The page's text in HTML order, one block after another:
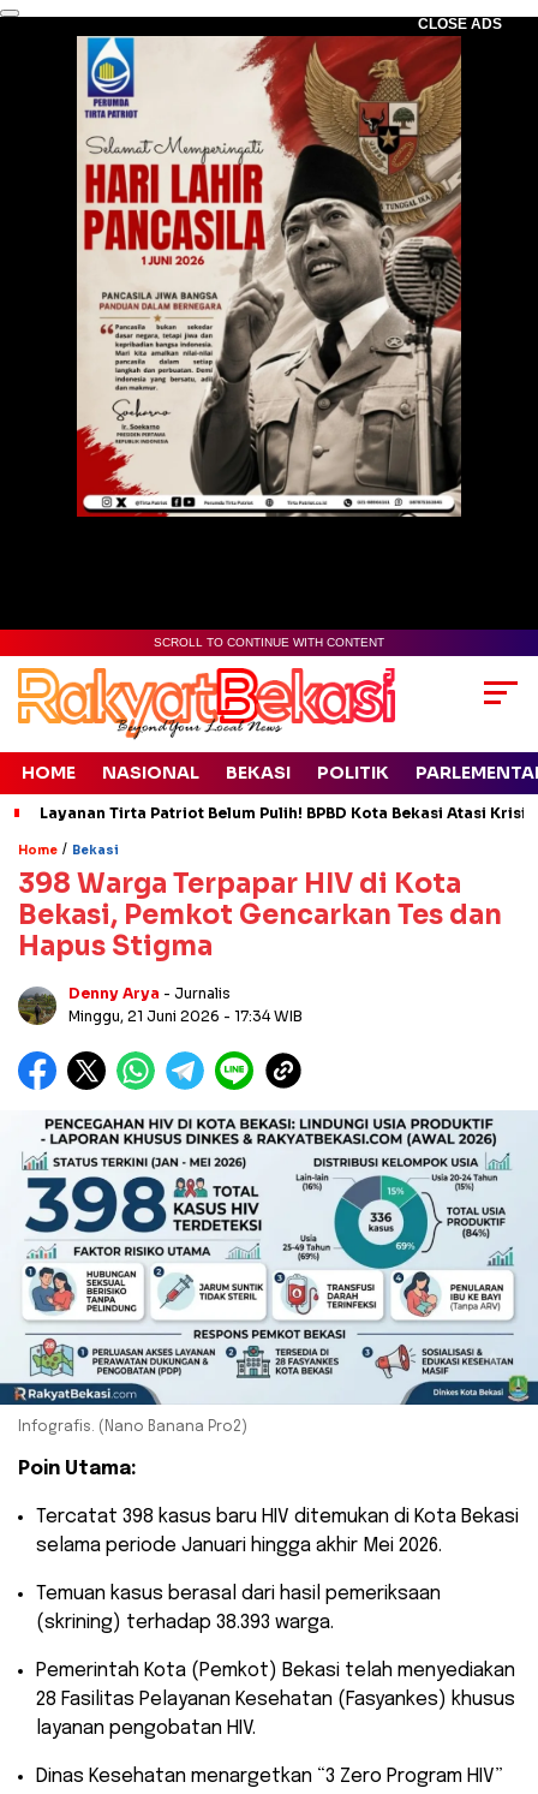
CLOSE ADS
SCROLL TO CONTINUE WITH CONTENT
HOME NASIONAL BEKASI POLITIK
Layanan Tirta Patriot Belum Pulih! BPBD Kota Bekasi Atasi
Home / Bekasi
398 Warga Terpapar HIV di Kota
Bekasi, Pemkot Gencarkan Tes dan
Hapus Stigma
Denny Arya - Jurnalis
Minggu, 21 Juni 2026 - 17:34 WIB
Infografis. (Nano Banana Pro2)
Poin Utama:
​Tercatat 398 kasus baru HIV ditemukan di Kota Bekasi
selama periode Januari hingga akhir Mei 2026.
​Temuan kasus berasal dari hasil pemeriksaan
(skrining) terhadap 38.393 warga.
​Pemerintah Kota (Pemkot) Bekasi telah menyediakan
28 Fasilitas Pelayanan Kesehatan (Fasyankes) khusus
layanan pengobatan HIV.
​Dinas Kesehatan menargetkan “3 Zero Program HIV”